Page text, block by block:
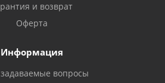
и возврат
Оферта
Информация
вопросы